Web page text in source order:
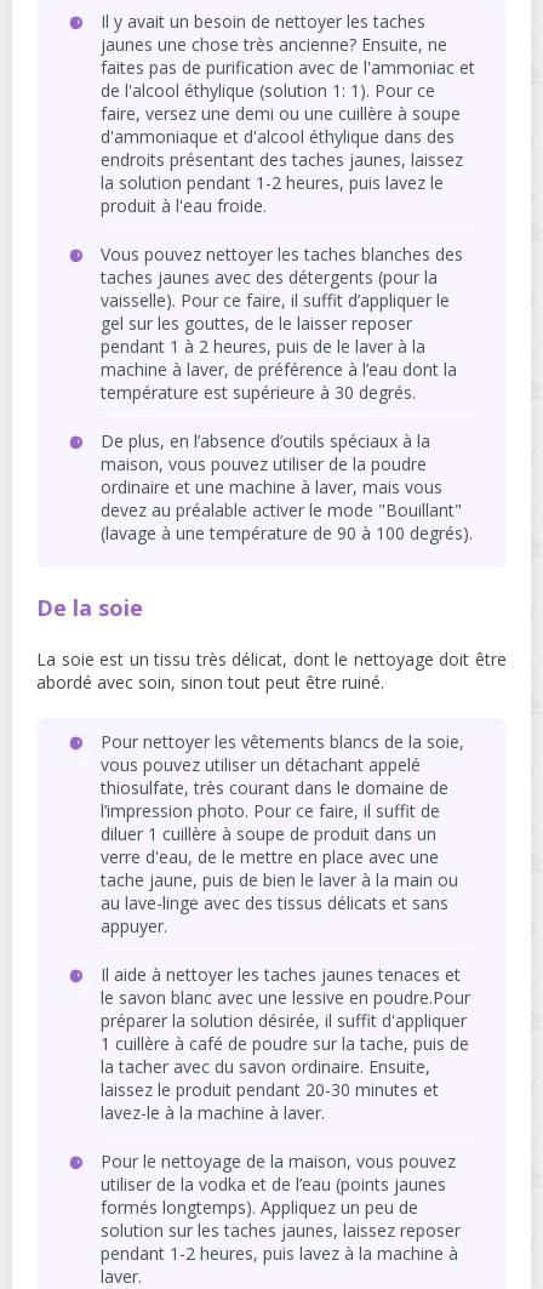
Il y avait un besoin de nettoyer les taches
jaunes une chose très ancienne? Ensuite, ne
faites pas de purification avec de l'ammoniac et
de l'alcool éthylique (solution 1: 1). Pour ce
faire, versez une demi ou une cuillère à soupe
d'ammoniaque et d'alcool éthylique dans des
endroits présentant des taches jaunes, laissez
la solution pendant 1-2 heures, puis lavez le
produit à l'eau froide.
Vous pouvez nettoyer les taches blanches des
taches jaunes avec des détergents (pour la
vaisselle). Pour ce faire, il suffit d’appliquer le
gel sur les gouttes, de le laisser reposer
pendant 1 à 2 heures, puis de le laver à la
machine à laver, de préférence à l’eau dont la
température est supérieure à 30 degrés.
De plus, en l’absence d’outils spéciaux à la
maison, vous pouvez utiliser de la poudre
ordinaire et une machine à laver, mais vous
devez au préalable activer le mode "Bouillant"
(lavage à une température de 90 à 100 degrés).
De la soie
La soie est un tissu très délicat, dont le nettoyage doit être
abordé avec soin, sinon tout peut être ruiné.
Pour nettoyer les vêtements blancs de la soie,
vous pouvez utiliser un détachant appelé
thiosulfate, très courant dans le domaine de
l’impression photo. Pour ce faire, il suffit de
diluer 1 cuillère à soupe de produit dans un
verre d'eau, de le mettre en place avec une
tache jaune, puis de bien le laver à la main ou
au lave-linge avec des tissus délicats et sans
appuyer.
Il aide à nettoyer les taches jaunes tenaces et
le savon blanc avec une lessive en poudre.Pour
préparer la solution désirée, il suffit d'appliquer
1 cuillère à café de poudre sur la tache, puis de
la tacher avec du savon ordinaire. Ensuite,
laissez le produit pendant 20-30 minutes et
lavez-le à la machine à laver.
Pour le nettoyage de la maison, vous pouvez
utiliser de la vodka et de l’eau (points jaunes
formés longtemps). Appliquez un peu de
solution sur les taches jaunes, laissez reposer
pendant 1-2 heures, puis lavez à la machine à
laver.